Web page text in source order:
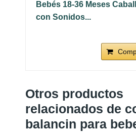
Bebés 18-36 Meses
con Sonidos...
Otros productos
relacionados de
balancin para